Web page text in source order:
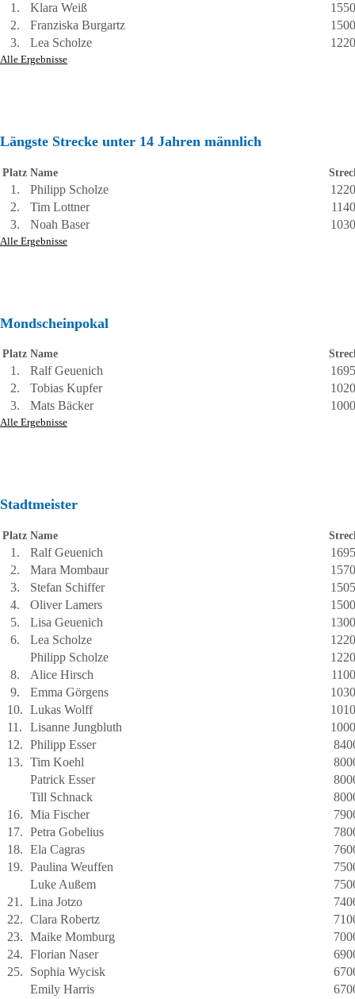
1. Klara Weiß
2.
Franziska Burgartz
3.
Lea Scholze
Alle Ergebnisse
Längste Strecke unter 14 Jahren männlich
Platz Name
1. Philipp Scholze
2.
Tim Lottner
3.
Noah Baser
Alle Ergebnisse
Mondscheinpokal
Platz Name
1. Ralf Geuenich
2.
Tobias Kupfer
3.
Mats Bäcker
Alle Ergebnisse
Stadtmeister
Platz Name
1. Ralf Geuenich
2.
Mara Mombaur
3.
Stefan Schiffer
4.
Oliver Lamers
5.
Lisa Geuenich
6.
Lea Scholze
Philipp Scholze
8.
Alice Hirsch
9.
Emma Görgens
10. Lukas Wolff
11.
Lisanne Jungbluth
12. Philipp Esser
13. Tim Koehl
Patrick Esser
Till Schnack
16. Mia Fischer
17. Petra Gobelius
18. Ela Cagras
19. Paulina Weuffen
Luke Außem
21. Lina Jotzo
22. Clara Robertz
23. Maike Momburg
24. Florian Naser
25.
Sophia Wycisk
Emily Harris